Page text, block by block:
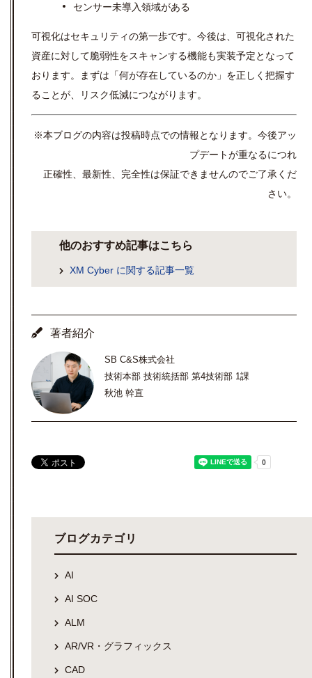
センサー未導入領域がある
可視化はセキュリティの第一歩です。今後は、可視化された
資産に対して脆弱性をスキャンする機能も実装予定となって
おります。まずは「何が存在しているのか」を正しく把握す
ることが、リスク低減につながります。
※本ブログの内容は投稿時点での情報となります。今後アッ
プデートが重なるにつれ
正確性、最新性、完全性は保証できませんのでご了承くだ
さい。
他のおすすめ記事はこちら
XM Cyber に関する記事一覧
著者紹介
SB C&S株式会社
技術本部 技術統括部 第4技術部 1課
秋池 幹直
ブログカテゴリ
AI
AI SOC
ALM
AR/VR・グラフィックス
CAD